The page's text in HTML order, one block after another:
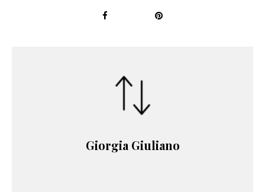
Giorgia Giuliano